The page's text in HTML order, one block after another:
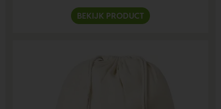
BEKIJK PRODUCT